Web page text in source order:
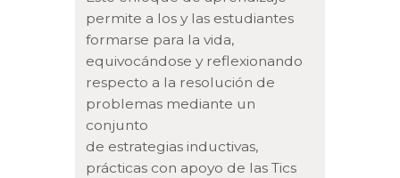
permite a los y las estudiantes
formarse para la vida,
equivocándose y reflexionando
respecto a la resolución de
problemas mediante un
conjunto
de estrategias inductivas,
prácticas con apoyo de las Tics